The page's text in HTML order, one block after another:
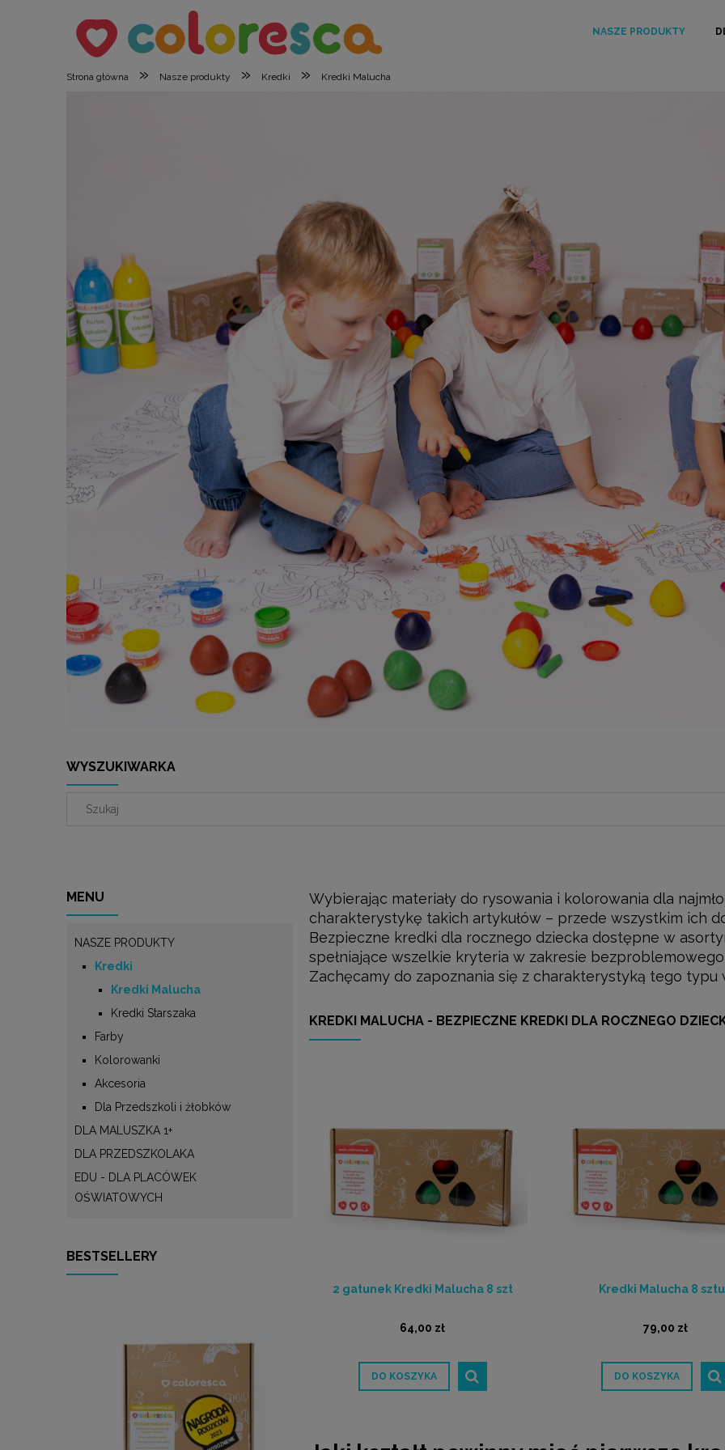
NASZE PRODUKTY
Strona główna » Nasze produkty » Kredki » Kredki Malucha
WYSZUKIWARKA
MENU
NASZE PRODUKTY
Kredki
Kredki Malucha
Kredki Starszaka
Farby
Kolorowanki
Akcesoria
Dla Przedszkoli i żłobków
DLA MALUSZKA 1+
DLA PRZEDSZKOLAKA
EDU - DLA PLACÓWEK
OŚWIATOWYCH
BESTSELLERY
Wybierając materiały do rysowania i kolorowania dla
charakterystykę takich artykułów – przede wszystkim ich
Bezpieczne kredki dla rocznego dziecka dostępne w
spełniające wszelkie kryteria w zakresie
Zachęcamy do zapoznania się z charakterystyką tego
KREDKI MALUCHA - BEZPIECZNE KREDKI DLA ROCZNEGO
2 gatunek Kredki Malucha 8 szt
64,00 zł
DO KOSZYKA
Kredki Malucha 8
79,00 zł
DO KOSZYKA